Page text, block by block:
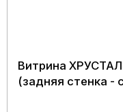
Витрина
(задняя стенка -